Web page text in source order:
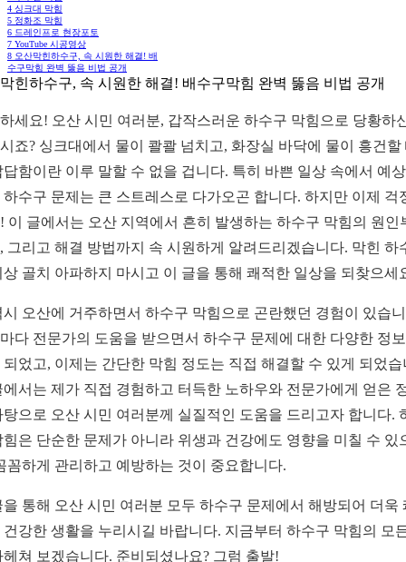
4 싱크대 막힘
5 정화조 막힘
6 드레인프로 현장포토
7 YouTube 시공영상
8 오산막힌하수구, 속 시원한 해결! 배
수구막힘 완벽 뚫음 비법 공개
힌하수구, 속 시원한 해결! 배수구막힘 완벽 뚫음 비법 공개
세요! 오산 시민 여러분, 갑작스러운 하수구 막힘으로 당황하
죠? 싱크대에서 물이 콸콸 넘치고, 화장실 바닥에 물이 흥건할
답함이란 이루 말할 수 없을 겁니다. 특히 바쁜 일상 속에서 예
하수구 문제는 큰 스트레스로 다가오곤 합니다. 하지만 이제 걱
이 글에서는 오산 지역에서 흔히 발생하는 하수구 막힘의 원인
그리고 해결 방법까지 속 시원하게 알려드리겠습니다. 막힌 하
상 골치 아파하지 마시고 이 글을 통해 쾌적한 일상을 되찾으세
시 오산에 거주하면서 하수구 막힘으로 곤란했던 경험이 있습
다 전문가의 도움을 받으면서 하수구 문제에 대한 다양한 정
되었고, 이제는 간단한 막힘 정도는 직접 해결할 수 있게 되었습
에서는 제가 직접 경험하고 터득한 노하우와 전문가에게 얻은
탕으로 오산 시민 여러분께 실질적인 도움을 드리고자 합니다.
힘은 단순한 문제가 아니라 위생과 건강에도 영향을 미칠 수 있
꼼하게 관리하고 예방하는 것이 중요합니다.
을 통해 오산 시민 여러분 모두 하수구 문제에서 해방되어 더욱
건강한 생활을 누리시길 바랍니다. 지금부터 하수구 막힘의 모
헤쳐 보겠습니다. 준비되셨나요? 그럼 출발!